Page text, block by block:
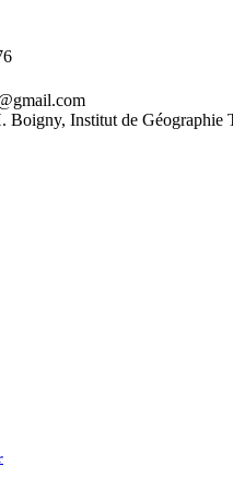
Institut de Géographie